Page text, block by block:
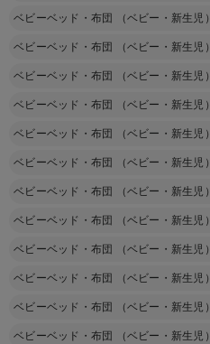
ベビーベッド・布団 （ベビー・新生児）
ベビーベッド・布団 （ベビー・新生児）
ベビーベッド・布団 （ベビー・新生児）
ベビーベッド・布団 （ベビー・新生児）
ベビーベッド・布団 （ベビー・新生児）
ベビーベッド・布団 （ベビー・新生児）
ベビーベッド・布団 （ベビー・新生児）
ベビーベッド・布団 （ベビー・新生児）
ベビーベッド・布団 （ベビー・新生児）
ベビーベッド・布団 （ベビー・新生児）
ベビーベッド・布団 （ベビー・新生児）
ベビーベッド・布団 （ベビー・新生児）